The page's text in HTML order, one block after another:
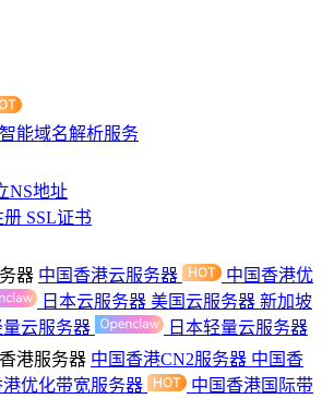
能域名解析服务
NS地址
册 SSL证书
器 中国香港云服务器
中国香港优
日本云服务器 美国云服务器 新加坡
云服务器
日本轻量云服务器
港服务器 中国香港CN2服务器 中国香
港优化带宽服务器
中国香港国际带